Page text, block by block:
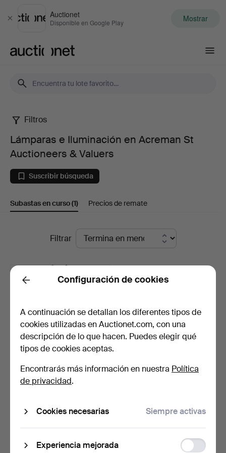
Cerrar
Auctionet
Disponible en Google Play Mostrar
Lámparas
Iluminación
en
Auctioneers
Valuers
Filtros
Lámparas e Iluminación en Acreman St
Auctioneers & Valuers
Suscribir búsqueda
Subastas en curso(1) Precios de remate
Subastas
curso
Filtrar
CRISTAL SUPERPUESTO
Estimación
135 USD
Suscribir búsqueda
Back Configuración de cookies
A continuación se detallan los diferentes tipos de
cookies utilizadas en Auctionet.com, con una
descripción de lo que hacen. Puedes elegir qué
tipos de cookies aceptas.
Encontrarás más información en nuestra Política
de privacidad.
Cookies necesarias Siempre activas
Experiencia mejorada